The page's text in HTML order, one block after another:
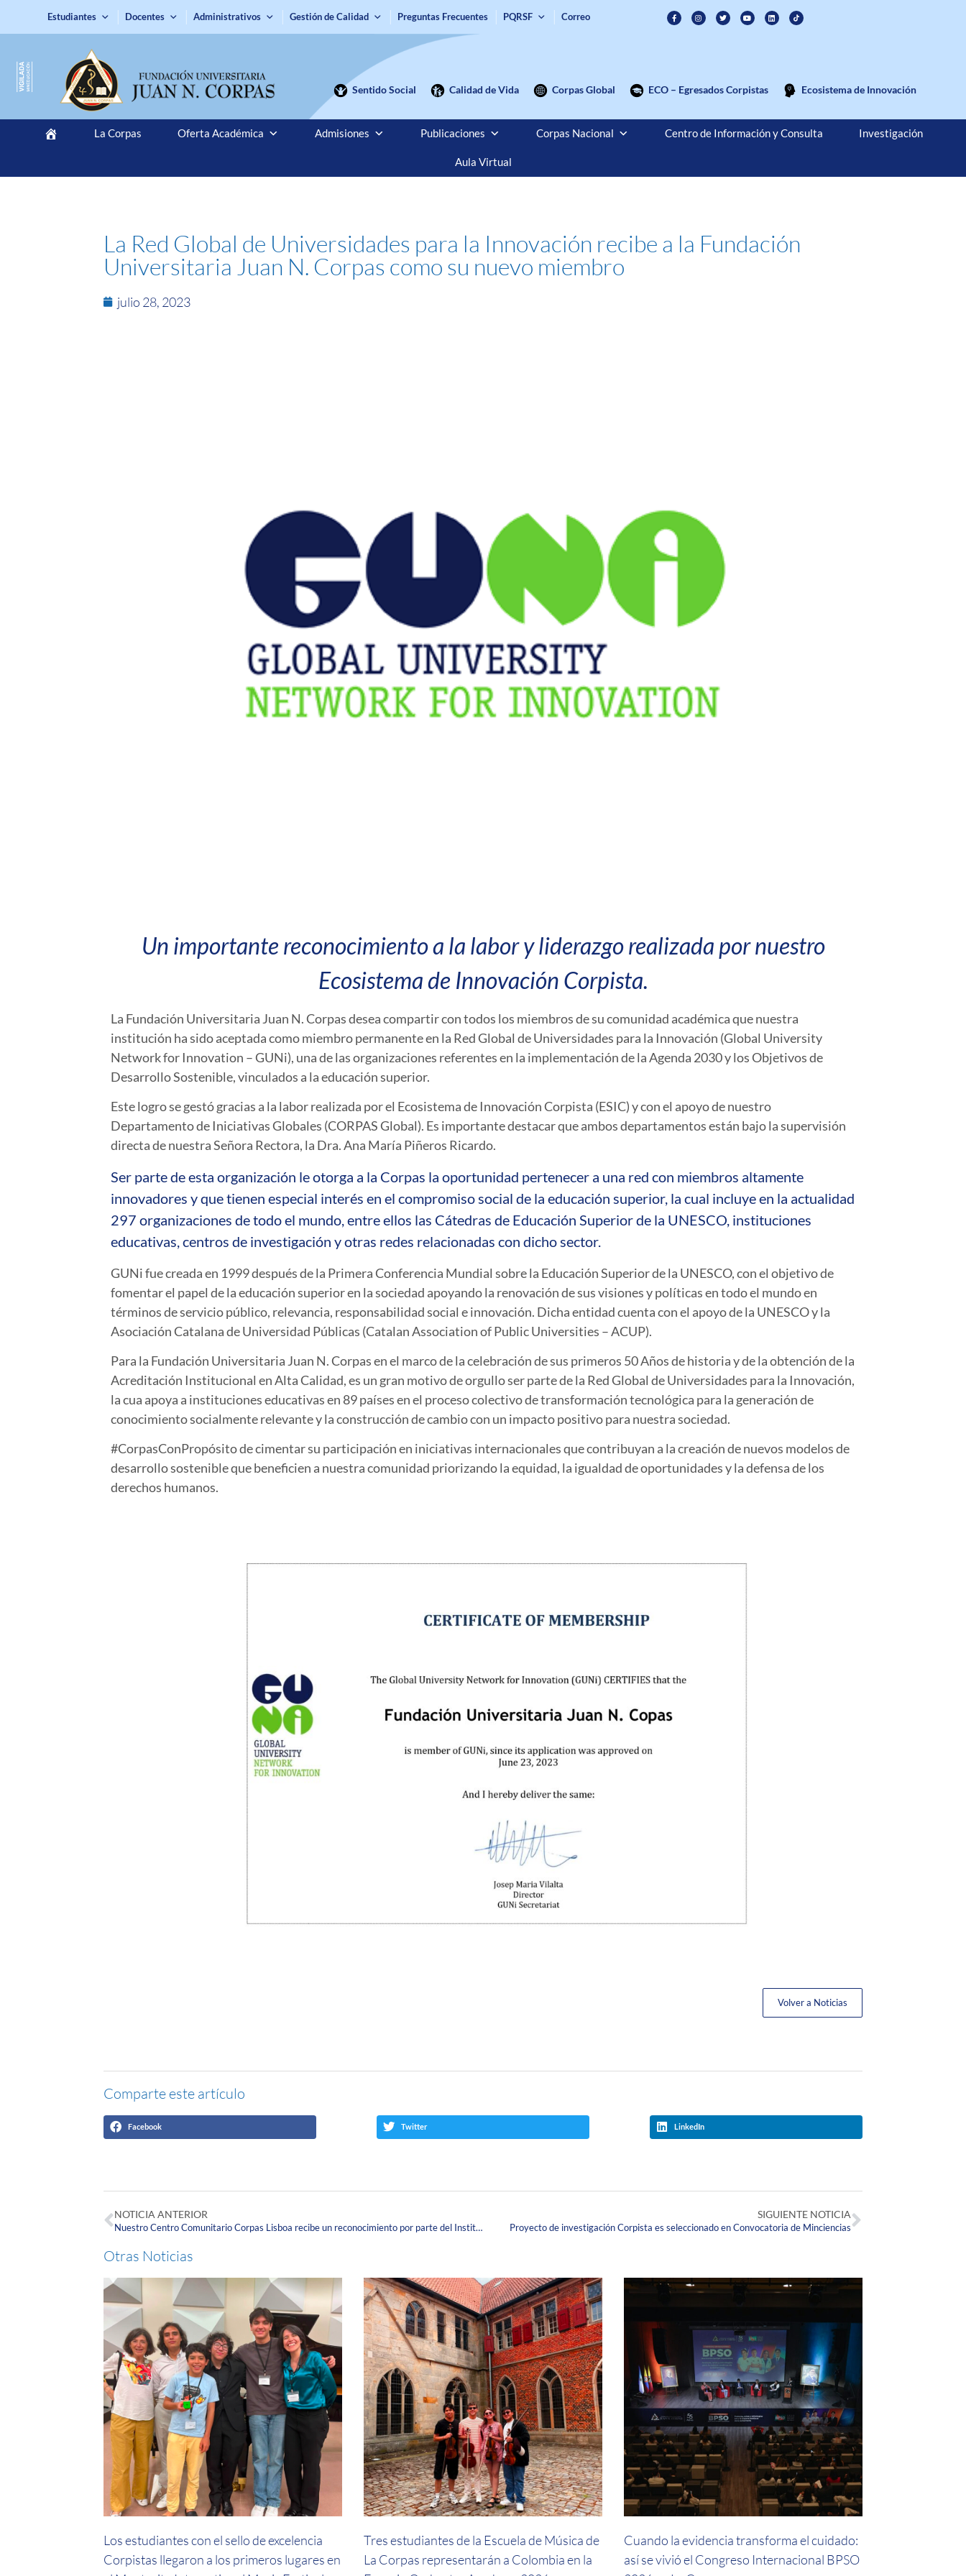
Estudiantes Docentes Administrativos Gestión de Calidad Preguntas Frecuentes PQRSF Correo
Sentido Social Calidad de Vida Corpas Global ECO – Egresados Corpistas Ecosistema de Innovación
La Corpas Oferta Académica Admisiones Publicaciones Corpas Nacional Centro de Información y Consulta Investigación
Aula Virtual
La Red Global de Universidades para la Innovación recibe a la Fundación
Universitaria Juan N. Corpas como su nuevo miembro
julio 28, 2023
Un importante reconocimiento a la labor y liderazgo realizada por nuestro
Ecosistema de Innovación Corpista.
La Fundación Universitaria Juan N. Corpas desea compartir con todos los miembros de su comunidad académica que nuestra
institución ha sido aceptada como miembro permanente en la Red Global de Universidades para la Innovación (Global University
Network for Innovation – GUNi), una de las organizaciones referentes en la implementación de la Agenda 2030 y los Objetivos de
Desarrollo Sostenible, vinculados a la educación superior.
Este logro se gestó gracias a la labor realizada por el Ecosistema de Innovación Corpista (ESIC) y con el apoyo de nuestro
Departamento de Iniciativas Globales (CORPAS Global). Es importante destacar que ambos departamentos están bajo la supervisión
directa de nuestra Señora Rectora, la Dra. Ana María Piñeros Ricardo.
Ser parte de esta organización le otorga a la Corpas la oportunidad pertenecer a una red con miembros altamente
innovadores y que tienen especial interés en el compromiso social de la educación superior, la cual incluye en la actualidad
297 organizaciones de todo el mundo, entre ellos las Cátedras de Educación Superior de la UNESCO, instituciones
educativas, centros de investigación y otras redes relacionadas con dicho sector.
GUNi fue creada en 1999 después de la Primera Conferencia Mundial sobre la Educación Superior de la UNESCO, con el objetivo de
fomentar el papel de la educación superior en la sociedad apoyando la renovación de sus visiones y políticas en todo el mundo en
términos de servicio público, relevancia, responsabilidad social e innovación. Dicha entidad cuenta con el apoyo de la UNESCO y la
Asociación Catalana de Universidad Públicas (Catalan Association of Public Universities – ACUP).
Para la Fundación Universitaria Juan N. Corpas en el marco de la celebración de sus primeros 50 Años de historia y de la obtención de la
Acreditación Institucional en Alta Calidad, es un gran motivo de orgullo ser parte de la Red Global de Universidades para la Innovación,
la cua apoya a instituciones educativas en 89 países en el proceso colectivo de transformación tecnológica para la generación de
conocimiento socialmente relevante y la construcción de cambio con un impacto positivo para nuestra sociedad.
#CorpasConPropósito de cimentar su participación en iniciativas internacionales que contribuyan a la creación de nuevos modelos de
desarrollo sostenible que beneficien a nuestra comunidad priorizando la equidad, la igualdad de oportunidades y la defensa de los
derechos humanos.
Volver a Noticias
Comparte este artículo
Facebook Twitter LinkedIn
NOTICIA ANTERIOR
Nuestro Centro Comunitario Corpas Lisboa recibe un reconocimiento por parte del Instituto Nacional de Salud Colombiano
SIGUIENTE NOTICIA
Proyecto de investigación Corpista es seleccionado en Convocatoria de Minciencias
Otras Noticias
Los estudiantes con el sello de excelencia
Corpistas llegaron a los primeros lugares en
Tres estudiantes de la Escuela de Música de
La Corpas representarán a Colombia en la
Cuando la evidencia transforma el cuidado:
así se vivió el Congreso Internacional BPSO